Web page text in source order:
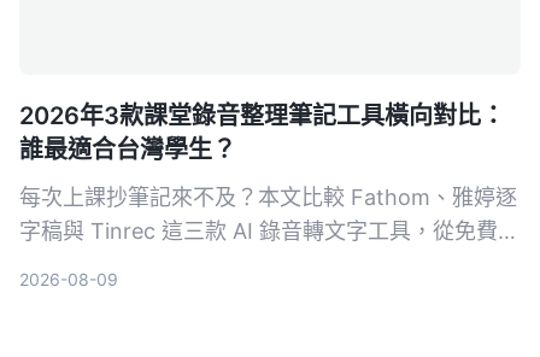
2026年3款課堂錄音整理筆記工具橫向對比：
誰最適合台灣學生？
每次上課抄筆記來不及？本文比較 Fathom、雅婷逐
字稿與 Tinrec 這三款 AI 錄音轉文字工具，從免費額
2026-08-09